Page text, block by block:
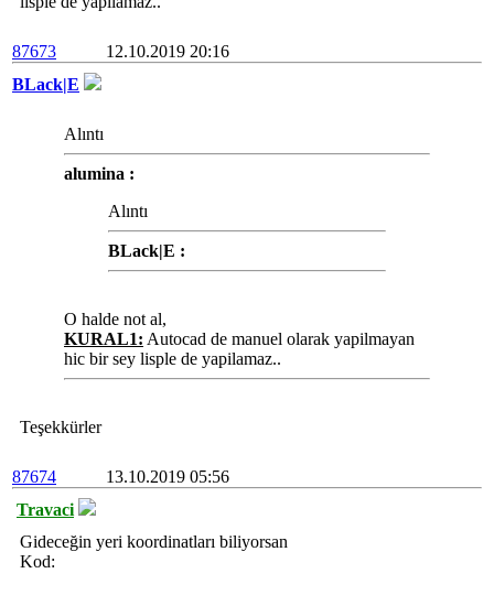
87673
12.10.2019 20:16
BLack|E
Alıntı
alumina :
Alıntı
BLack|E :
O halde not al,
KURAL1: Autocad de manuel olarak yapilmayan
hic bir sey lisple de yapilamaz..
Teşekkürler
87674
13.10.2019 05:56
Travaci
Gideceğin yeri koordinatları biliyorsan
Kod: